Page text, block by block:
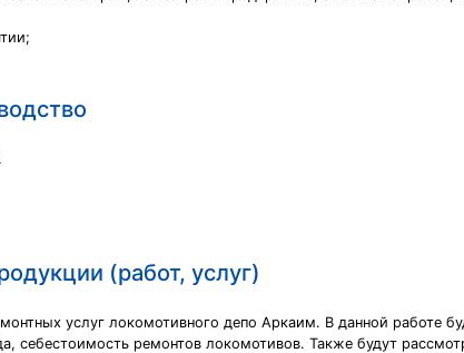
(работ, услуг)
услуг локомотивного депо Аркаим. В данной работе
себестоимость ремонтов локомотивов. Также будут